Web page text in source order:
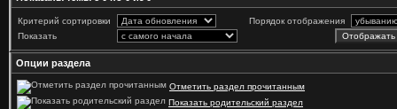
Критерий сортировки
Порядок отображения
Показать
Опции раздела
Отметить раздел прочитанным
Показать родительский раздел